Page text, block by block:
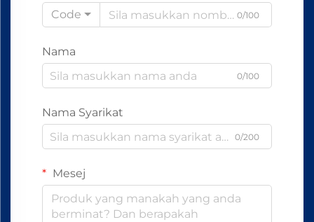
Code 0/100
Nama
0/100
Nama Syarikat
0/200
Mesej